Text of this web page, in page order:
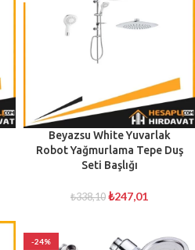
Beyazsu White Yuvarlak
Robot Yağmurlama Tepe Duş
Seti Başlığı
₺338,10 ₺247,01
-24%